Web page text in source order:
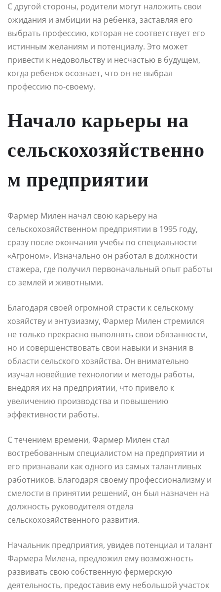
С другой стороны, родители могут наложить свои
ожидания и амбиции на ребенка, заставляя его
выбрать профессию, которая не соответствует его
истинным желаниям и потенциалу. Это может
привести к недовольству и несчастью в будущем,
когда ребенок осознает, что он не выбрал
профессию по-своему.
Начало карьеры на
сельскохозяйственно
м предприятии
Фармер Милен начал свою карьеру на
сельскохозяйственном предприятии в 1995 году,
сразу после окончания учебы по специальности
«Агроном». Изначально он работал в должности
стажера, где получил первоначальный опыт работы
со землей и животными.
Благодаря своей огромной страсти к сельскому
хозяйству и энтузиазму, Фармер Милен стремился
не только прекрасно выполнять свои обязанности,
но и совершенствовать свои навыки и знания в
области сельского хозяйства. Он внимательно
изучал новейшие технологии и методы работы,
внедряя их на предприятии, что привело к
увеличению производства и повышению
эффективности работы.
С течением времени, Фармер Милен стал
востребованным специалистом на предприятии и
его признавали как одного из самых талантливых
работников. Благодаря своему профессионализму и
смелости в принятии решений, он был назначен на
должность руководителя отдела
сельскохозяйственного развития.
Начальник предприятия, увидев потенциал и талант
Фармера Милена, предложил ему возможность
развивать свою собственную фермерскую
деятельность, предоставив ему небольшой участок